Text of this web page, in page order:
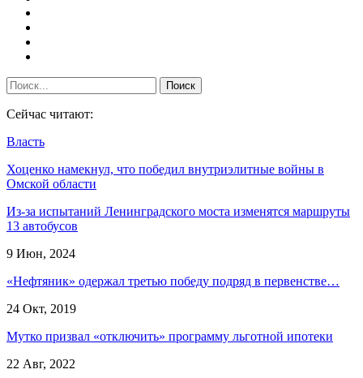
Сейчас читают:
Власть
Хоценко намекнул, что победил внутриэлитные войны в
Омской области
Из-за испытаний Ленинградского моста изменятся маршруты
13 автобусов
9 Июн, 2024
«Нефтяник» одержал третью победу подряд в первенстве…
24 Окт, 2019
Мутко призвал «отключить» программу льготной ипотеки
22 Авг, 2022